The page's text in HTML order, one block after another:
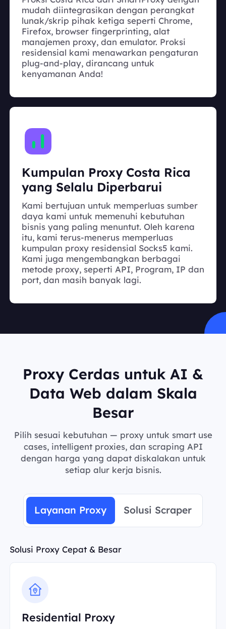
mudah diintegrasikan dengan perangkat
lunak/skrip pihak ketiga seperti Chrome,
Firefox, browser fingerprinting, alat
manajemen proxy, dan emulator. Proksi
residensial kami menawarkan pengaturan
plug-and-play, dirancang untuk
kenyamanan Anda!
Kumpulan Proxy Costa Rica
yang Selalu Diperbarui
Kami bertujuan untuk memperluas sumber
daya kami untuk memenuhi kebutuhan
bisnis yang paling menuntut. Oleh karena
itu, kami terus-menerus memperluas
kumpulan proxy residensial Socks5 kami.
Kami juga mengembangkan berbagai
metode proxy, seperti API, Program, IP dan
port, dan masih banyak lagi.
Proxy Cerdas untuk AI &
Data Web dalam Skala
Besar
Pilih sesuai kebutuhan — proxy untuk smart use
cases, intelligent proxies, dan scraping API
dengan harga yang dapat diskalakan untuk
setiap alur kerja bisnis.
Layanan Proxy Solusi Scraper
Solusi Proxy Cepat & Besar
Residential Proxy